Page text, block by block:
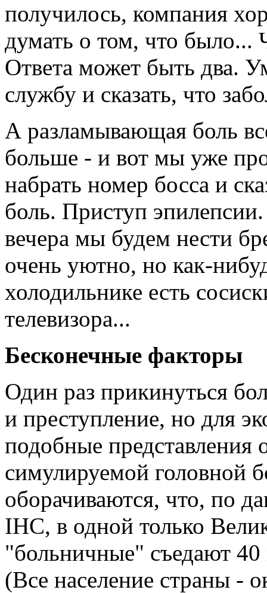
получилось, компания
думать о том, что было...
Ответа может быть два.
службу и сказать, что
А разламывающая боль
больше - и вот мы уже
набрать номер босса и
боль. Приступ
вечера мы будем нести
очень уютно, но как-
холодильнике есть
телевизора...
Бесконечные факторы
Один раз прикинуться
и преступление, но для
подобные представления
симулируемой головной
оборачиваются, что, по
IHC, в одной только
"больничные" съедают
(Все население страны -